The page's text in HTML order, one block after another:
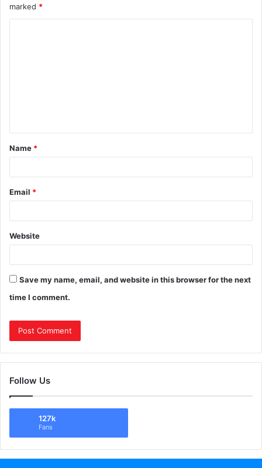
marked *
Name *
Email *
Website
Save my name, email, and website in this browser for the next
time I comment.
Follow Us
127k
Fans